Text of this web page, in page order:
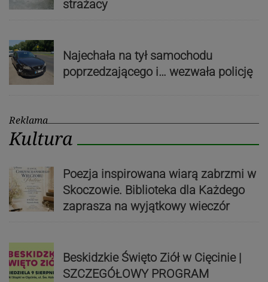
strażacy
Najechała na tył samochodu
poprzedzającego i… wezwała policję
Reklama
Kultura
Poezja inspirowana wiarą zabrzmi w
Skoczowie. Biblioteka dla Każdego
zaprasza na wyjątkowy wieczór
Beskidzkie Święto Ziół w Cięcinie |
SZCZEGÓŁOWY PROGRAM